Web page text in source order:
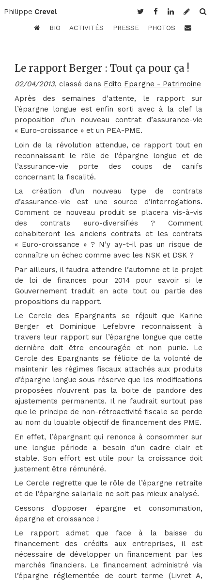
Philippe Crevel
BIO ACTIVITÉS PRESSE PHOTOS
Le rapport Berger : Tout ça pour ça !
02/04/2013, classé dans Edito Epargne - Patrimoine
Après des semaines d’attente, le rapport sur
l’épargne longue est enfin sorti avec à la clef la
proposition d’un nouveau contrat d’assurance-vie
« Euro-croissance » et un PEA-PME.
Loin de la révolution attendue, ce rapport tout en
reconnaissant le rôle de l’épargne longue et de
l’assurance-vie porte des coups de canifs
concernant la fiscalité.
La création d’un nouveau type de contrats
d’assurance-vie est une source d’interrogations.
Comment ce nouveau produit se placera vis-à-vis
des contrats euro-diversifiés ? Comment
cohabiteront les anciens contrats et les contrats
« Euro-croissance » ? N’y ay-t-il pas un risque de
connaître un échec comme avec les NSK et DSK ?
Par ailleurs, il faudra attendre l’automne et le projet
de loi de finances pour 2014 pour savoir si le
Gouvernement traduit en acte tout ou partie des
propositions du rapport.
Le Cercle des Epargnants se réjouit que Karine
Berger et Dominique Lefebvre reconnaissent à
travers leur rapport sur l’épargne longue que cette
dernière doit être encouragée et non punie. Le
Cercle des Epargnants se félicite de la volonté de
maintenir les régimes fiscaux attachés aux produits
d’épargne longue sous réserve que les modifications
proposées n’ouvrent pas la boite de pandore des
ajustements permanents. Il ne faudrait surtout pas
que le principe de non-rétroactivité fiscale se perde
au nom du louable objectif de financement des PME.
En effet, l’épargnant qui renonce à consommer sur
une longue période a besoin d’un cadre clair et
stable. Son effort est utile pour la croissance doit
justement être rémunéré.
Le Cercle regrette que le rôle de l’épargne retraite
et de l’épargne salariale ne soit pas mieux analysé.
Cessons d’opposer épargne et consommation,
épargne et croissance !
Le rapport admet que face à la baisse du
financement des crédits aux entreprises, il est
nécessaire de développer un financement par les
marchés financiers. Le financement administré via
l’épargne réglementée de court terme (Livret A,